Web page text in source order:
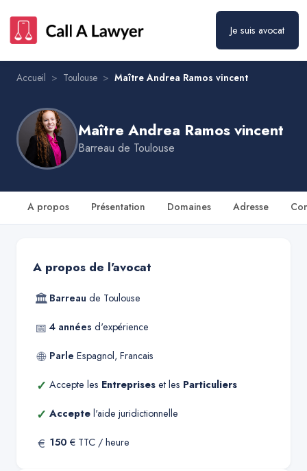
Je suis avocat
Accueil > Toulouse > Maître Andrea Ramos vincent
Maître Andrea Ramos vincent
Barreau de Toulouse
A propos Présentation Domaines Adresse
A propos de l'avocat
🏛 Barreau de Toulouse
📅 4 années d'expérience
🌐 Parle Espagnol, Francais
✓ Accepte les Entreprises et les Particuliers
✓ Accepte l'aide juridictionnelle
€ 150 € TTC / heure